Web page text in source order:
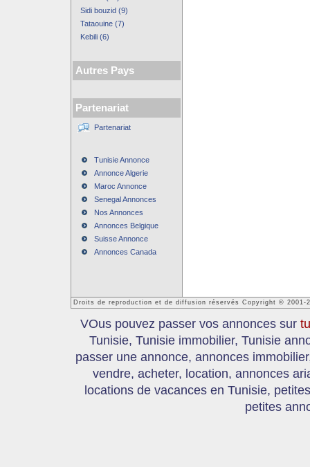
Sidi bouzid (9)
Tataouine (7)
Kebili (6)
Autres Pays
Partenariat
Partenariat
Tunisie Annonce
Annonce Algerie
Maroc Annonce
Senegal Annonces
Nos Annonces
Annonces Belgique
Suisse Annonce
Annonces Canada
Droits de reproduction et de diffusion réservés Copyright © 2001-
VOus pouvez passer vos annonces sur
Tunisie, Tunisie immobilier, Tunisie
passer une annonce, annonces
vendre, acheter, location, annonces
locations de vacances en Tunisie,
petites